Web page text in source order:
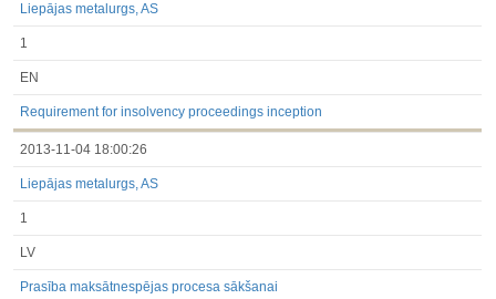
Liepājas metalurgs, AS
1
EN
Requirement for insolvency proceedings inception
2013-11-04 18:00:26
Liepājas metalurgs, AS
1
LV
Prasība maksātnespējas procesa sākšanai